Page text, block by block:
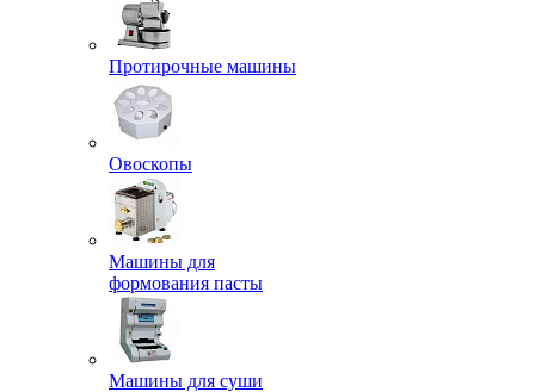
Протирочные машины
Овоскопы
Машины для
формования пасты
Машины для суши